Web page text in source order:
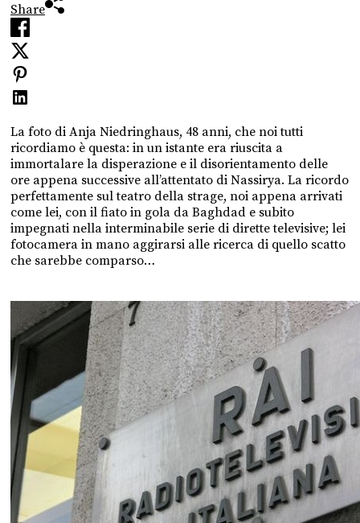
Share
La foto di Anja Niedringhaus, 48 anni, che noi tutti
ricordiamo è questa: in un istante era riuscita a
immortalare la disperazione e il disorientamento delle
ore appena successive all’attentato di Nassirya. La ricordo
perfettamente sul teatro della strage, noi appena arrivati
come lei, con il fiato in gola da Baghdad e subito
impegnati nella interminabile serie di dirette televisive; lei
fotocamera in mano aggirarsi alle ricerca di quello scatto
che sarebbe comparso…